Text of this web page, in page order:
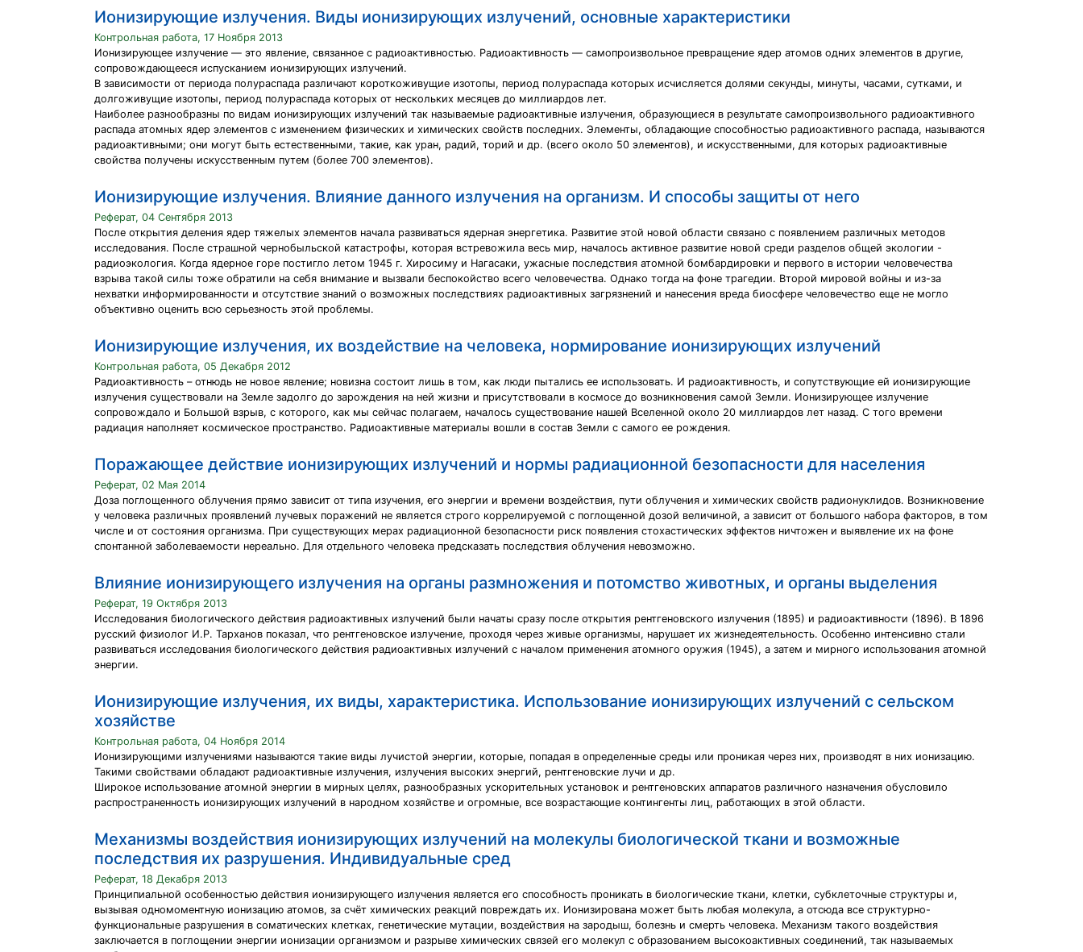
Ионизирующие излучения. Виды ионизирующих излучений, основные характеристики
Контрольная работа, 17 Ноября 2013
Ионизирующее излучение — это явление, связанное с радиоактивностью. Радиоактивность — самопроизвольное превращение ядер атомов одних элементов в другие,
сопровождающееся испусканием ионизирующих излучений.
В зависимости от периода полураспада различают короткоживущие изотопы, период полураспада которых исчисляется долями секунды, минуты, часами, сутками, и
долгоживущие изотопы, период полураспада которых от нескольких месяцев до миллиардов лет.
Наиболее разнообразны по видам ионизирующих излучений так называемые радиоактивные излучения, образующиеся в результате самопроизвольного радиоактивного
распада атомных ядер элементов с изменением физических и химических свойств последних. Элементы, обладающие способностью радиоактивного распада, называются
радиоактивными; они могут быть естественными, такие, как уран, радий, торий и др. (всего около 50 элементов), и искусственными, для которых радиоактивные
свойства получены искусственным путем (более 700 элементов).
Ионизирующие излучения. Влияние данного излучения на организм. И способы защиты от него
Реферат, 04 Сентября 2013
После открытия деления ядер тяжелых элементов начала развиваться ядерная энергетика. Развитие этой новой области связано с появлением различных методов
исследования. После страшной чернобыльской катастрофы, которая встревожила весь мир, началось активное развитие новой среди разделов общей экологии -
радиоэкология. Когда ядерное горе постигло летом 1945 г. Хиросиму и Нагасаки, ужасные последствия атомной бомбардировки и первого в истории человечества
взрыва такой силы тоже обратили на себя внимание и вызвали беспокойство всего человечества. Однако тогда на фоне трагедии. Второй мировой войны и из-за
нехватки информированности и отсутствие знаний о возможных последствиях радиоактивных загрязнений и нанесения вреда биосфере человечество еще не могло
объективно оценить всю серьезность этой проблемы.
Ионизирующие излучения, их воздействие на человека, нормирование ионизирующих излучений
Контрольная работа, 05 Декабря 2012
Радиоактивность – отнюдь не новое явление; новизна состоит лишь в том, как люди пытались ее использовать. И радиоактивность, и сопутствующие ей ионизирующие
излучения существовали на Земле задолго до зарождения на ней жизни и присутствовали в космосе до возникновения самой Земли. Ионизирующее излучение
сопровождало и Большой взрыв, с которого, как мы сейчас полагаем, началось существование нашей Вселенной около 20 миллиардов лет назад. С того времени
радиация наполняет космическое пространство. Радиоактивные материалы вошли в состав Земли с самого ее рождения.
Поражающее действие ионизирующих излучений и нормы радиационной безопасности для населения
Реферат, 02 Мая 2014
Доза поглощенного облучения прямо зависит от типа изучения, его энергии и времени воздействия, пути облучения и химических свойств радионуклидов. Возникновение
у человека различных проявлений лучевых поражений не является строго коррелируемой с поглощенной дозой величиной, а зависит от большого набора факторов, в том
числе и от состояния организма. При существующих мерах радиационной безопасности риск появления стохастических эффектов ничтожен и выявление их на фоне
спонтанной заболеваемости нереально. Для отдельного человека предсказать последствия облучения невозможно.
Влияние ионизирующего излучения на органы размножения и потомство животных, и органы выделения
Реферат, 19 Октября 2013
Исследования биологического действия радиоактивных излучений были начаты сразу после открытия рентгеновского излучения (1895) и радиоактивности (1896). В 1896
русский физиолог И.Р. Тарханов показал, что рентгеновское излучение, проходя через живые организмы, нарушает их жизнедеятельность. Особенно интенсивно стали
развиваться исследования биологического действия радиоактивных излучений с началом применения атомного оружия (1945), а затем и мирного использования атомной
энергии.
Ионизирующие излучения, их виды, характеристика. Использование ионизирующих излучений с сельском
хозяйстве
Контрольная работа, 04 Ноября 2014
Ионизирующими излучениями называются такие виды лучистой энергии, которые, попадая в определенные среды или проникая через них, производят в них ионизацию.
Такими свойствами обладают радиоактивные излучения, излучения высоких энергий, рентгеновские лучи и др.
Широкое использование атомной энергии в мирных целях, разнообразных ускорительных установок и рентгеновских аппаратов различного назначения обусловило
распространенность ионизирующих излучений в народном хозяйстве и огромные, все возрастающие контингенты лиц, работающих в этой области.
Механизмы воздействия ионизирующих излучений на молекулы биологической ткани и возможные
последствия их разрушения. Индивидуальные сред
Реферат, 18 Декабря 2013
Принципиальной особенностью действия ионизирующего излучения является его способность проникать в биологические ткани, клетки, субклеточные структуры и,
вызывая одномоментную ионизацию атомов, за счёт химических реакций повреждать их. Ионизирована может быть любая молекула, а отсюда все структурно-
функциональные разрушения в соматических клетках, генетические мутации, воздействия на зародыш, болезнь и смерть человека. Механизм такого воздействия
заключается в поглощении энергии ионизации организмом и разрыве химических связей его молекул с образованием высокоактивных соединений, так называемых